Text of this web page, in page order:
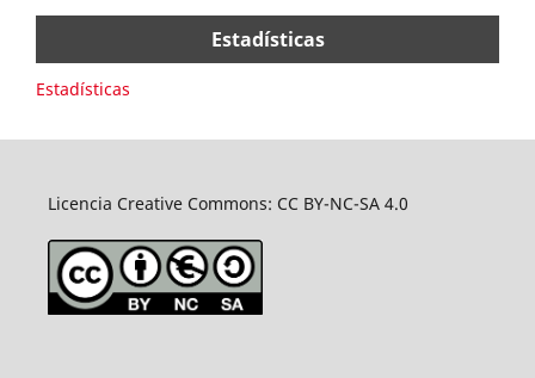
Estadísticas
Estadísticas
Licencia Creative Commons: CC BY-NC-SA 4.0